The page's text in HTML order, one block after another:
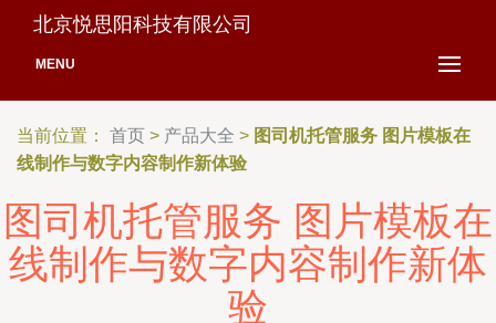
北京悦思阳科技有限公司
MENU
当前位置： 首页 > 产品大全 > 图司机托管服务 图片模板在
线制作与数字内容制作新体验
图司机托管服务 图片模板在
线制作与数字内容制作新体
验